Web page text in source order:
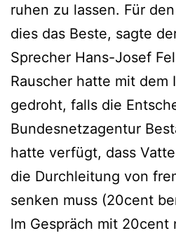
ruhen zu lassen. Für
dies das Beste, sagte
Sprecher Hans-Josef
Rauscher hatte mit dem
gedroht, falls die
Bundesnetzagentur
hatte verfügt, dass
die Durchleitung von
senken muss (20cent
lm Gespräch mit 20cent